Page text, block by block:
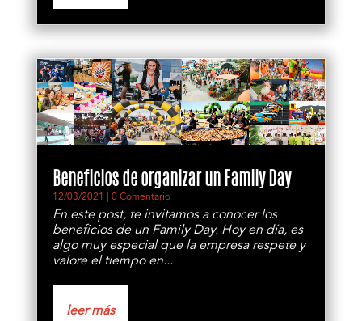
Beneficios de organizar un Family Day
12/03/2021 | 0 Comentario
En este post, te invitamos a conocer los
beneficios de un Family Day. Hoy en día, es
algo muy especial que la empresa respete y
valore el tiempo en...
leer más